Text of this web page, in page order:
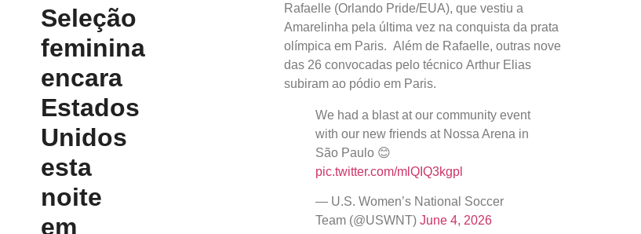
Seleção
feminina
encara
Estados
Unidos
esta
noite
em
Rafaelle (Orlando Pride/EUA), que vestiu a
Amarelinha pela última vez na conquista da prata
olímpica em Paris. Além de Rafaelle, outras nove
das 26 convocadas pelo técnico Arthur Elias
subiram ao pódio em Paris.
We had a blast at our community event
with our new friends at Nossa Arena in
São Paulo 😊
pic.twitter.com/mlQIQ3kgpl
— U.S. Women’s National Soccer
Team (@USWNT) June 4, 2026